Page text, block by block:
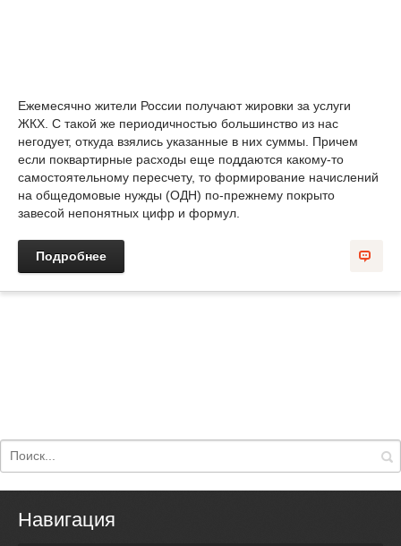
Ежемесячно жители России получают жировки за услуги
ЖКХ. С такой же периодичностью большинство из нас
негодует, откуда взялись указанные в них суммы. Причем
если поквартирные расходы еще поддаются какому-то
самостоятельному пересчету, то формирование начислений
на общедомовые нужды (ОДН) по-прежнему покрыто
завесой непонятных цифр и формул.
Подробнее
Навигация